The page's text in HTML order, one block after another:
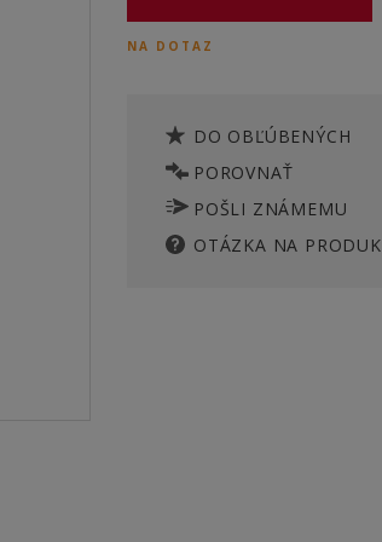
NA DOTAZ
DO OBĽÚBENÝCH
POROVNAŤ
POŠLI ZNÁMEMU
OTÁZKA NA